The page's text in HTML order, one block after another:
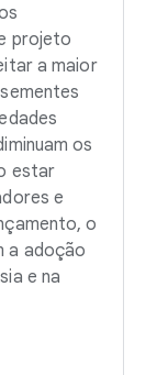
projeto
a maior
os
estar
e
o
a adoção
e na